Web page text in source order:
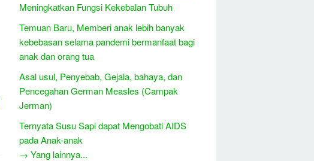
Meningkatkan Fungsi Kekebalan Tubuh
Temuan Baru, Memberi anak lebih banyak
kebebasan selama pandemi bermanfaat bagi
anak dan orang tua
Asal usul, Penyebab, Gejala, bahaya, dan
Pencegahan German Measles (Campak
Jerman)
Ternyata Susu Sapi dapat Mengobati AIDS
pada Anak-anak
→ Yang lainnya...